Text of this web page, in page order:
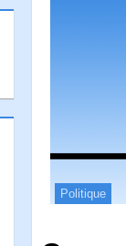
Politique